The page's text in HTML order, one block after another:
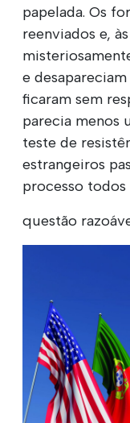
papelada. Os
reenviados e,
e
ficaram sem
parecia menos
teste de
estrangeiros
processo todos
questão